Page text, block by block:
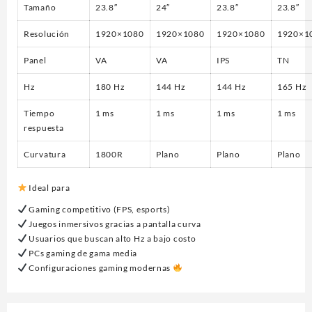
Tamaño 23.8″ 24″ 23.8″ 23.8″
Resolución 1920×1080 1920×1080 1920×1080
Panel VA VA IPS TN
Hz 180 Hz 144 Hz 144 Hz 165 Hz
Tiempo
respuesta
1 ms 1 ms 1 ms 1 ms
Curvatura 1800R Plano Plano Plano
Ideal para
Gaming competitivo (FPS, esports)
Juegos inmersivos gracias a pantalla curva
Usuarios que buscan alto Hz a bajo costo
PCs gaming de gama media
Configuraciones gaming modernas